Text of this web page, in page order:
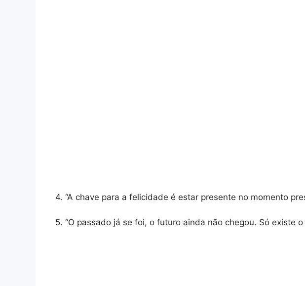
4. “A chave para a felicidade é estar presente no momento
5. “O passado já se foi, o futuro ainda não chegou. Só existe o